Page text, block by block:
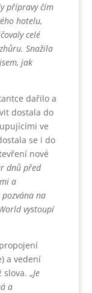
přípravy čím
hotelu,
celé
Snažila
jak
dařilo a
dostala do
ve
se i do
nové
dnů před
a
na
vystoupí
a vedení
„Je
a